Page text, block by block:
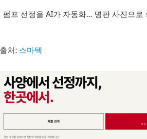
프 선정을 AI가 자동화… 명판 사진으
출처: 스마텍